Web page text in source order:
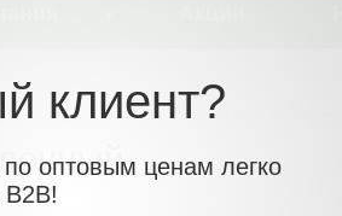
кабеля) - Кабельный лоток проволочный
клиент?
оптовым ценам легко